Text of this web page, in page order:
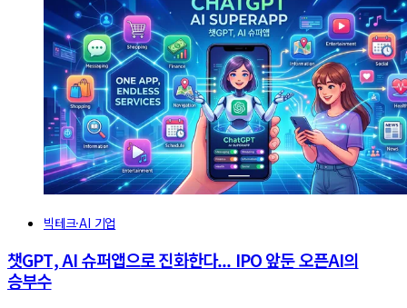
빅테크·AI 기업
챗GPT, AI 슈퍼앱으로 진화한다... IPO 앞둔 오픈AI의
승부수